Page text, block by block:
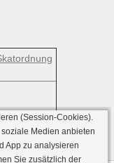
(Session-Cookies).
Medien anbieten
App zu analysieren
Sie zusätzlich der